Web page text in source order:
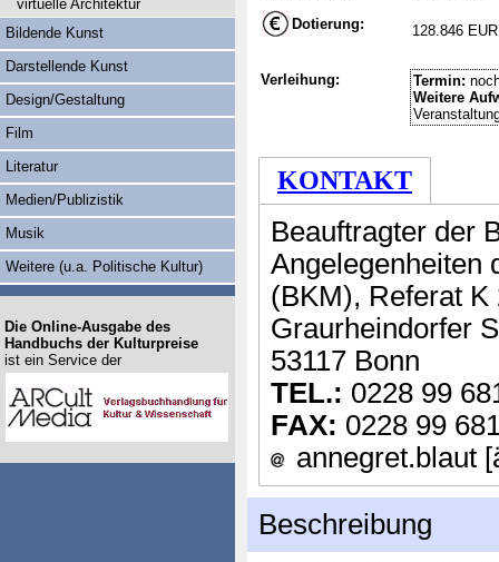
Dotierung: 128.846 EUR
Verleihung: Termin:
Weitere
KONTAKT
Beauftragter der
Angelegenheiten
(BKM), Referat K
Graurheindorfer
53117 Bonn
TEL.: 0228 99
FAX: 0228 99
annegret.blaut
Beschreibung
virtuelle Architektur
Bildende Kunst
Darstellende Kunst
Design/Gestaltung
Film
Literatur
Medien/Publizistik
Musik
Weitere (u.a. Politische Kultur)
Die Online-Ausgabe des
Handbuchs der Kulturpreise
ist ein Service der